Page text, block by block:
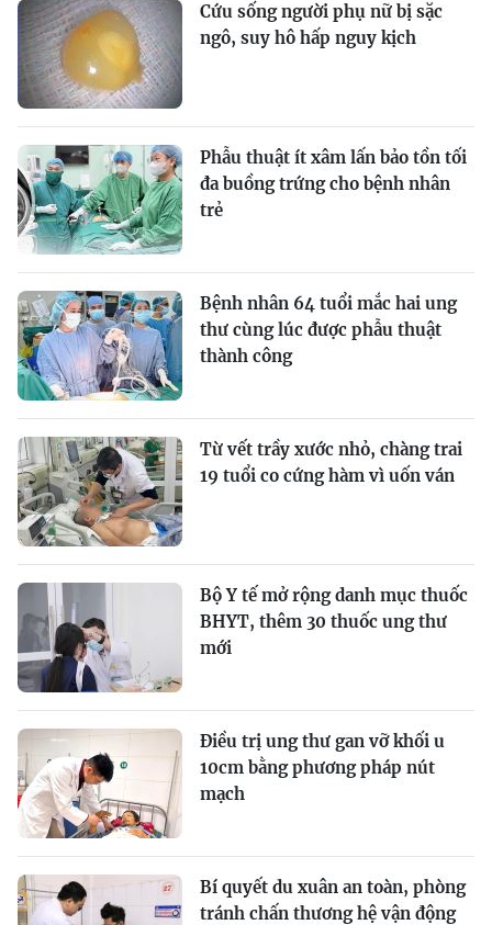
Cứu sống người phụ nữ bị sặc
ngô, suy hô hấp nguy kịch
Phẫu thuật ít xâm lấn bảo tồn tối
đa buồng trứng cho bệnh nhân
trẻ
Bệnh nhân 64 tuổi mắc hai ung
thư cùng lúc được phẫu thuật
thành công
Từ vết trầy xước nhỏ, chàng trai
19 tuổi co cứng hàm vì uốn ván
Bộ Y tế mở rộng danh mục thuốc
BHYT, thêm 30 thuốc ung thư
mới
Điều trị ung thư gan vỡ khối u
10cm bằng phương pháp nút
mạch
Bí quyết du xuân an toàn, phòng
tránh chấn thương hệ vận động